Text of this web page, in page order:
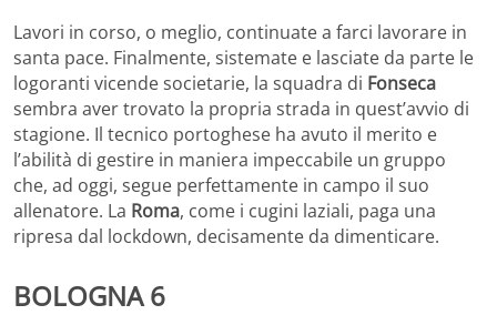
Lavori in corso, o meglio, continuate a farci lavorare in
santa pace. Finalmente, sistemate e lasciate da parte le
logoranti vicende societarie, la squadra di Fonseca
sembra aver trovato la propria strada in quest’avvio di
stagione. Il tecnico portoghese ha avuto il merito e
l’abilità di gestire in maniera impeccabile un gruppo
che, ad oggi, segue perfettamente in campo il suo
allenatore. La Roma, come i cugini laziali, paga una
ripresa dal lockdown, decisamente da dimenticare.
BOLOGNA 6